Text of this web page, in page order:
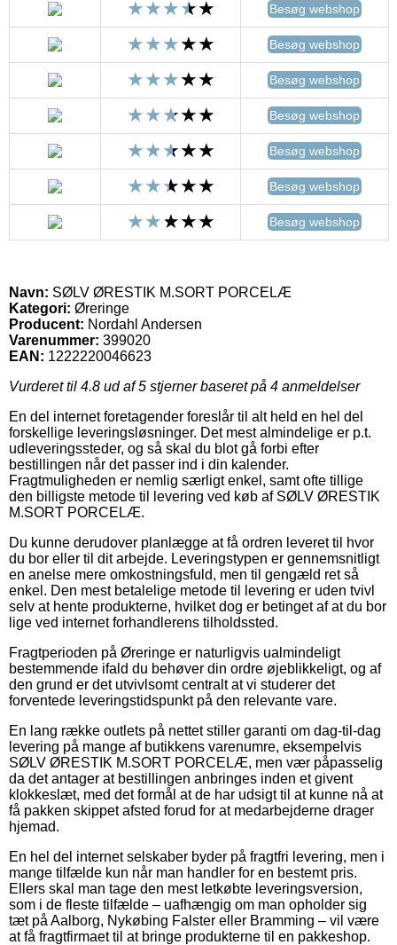
Besøg webshop
Besøg webshop
Besøg webshop
Besøg webshop
Besøg webshop
Besøg webshop
Besøg webshop
Navn: SØLV ØRESTIK M.SORT PORCELÆ
Kategori: Øreringe
Producent: Nordahl Andersen
Varenummer: 399020
EAN: 1222220046623
Vurderet til 4.8 ud af 5 stjerner baseret på 4 anmeldelser
En del internet foretagender foreslår til alt held en hel del
forskellige leveringsløsninger. Det mest almindelige er p.t.
udleveringssteder, og så skal du blot gå forbi efter
bestillingen når det passer ind i din kalender.
Fragtmuligheden er nemlig særligt enkel, samt ofte tillige
den billigste metode til levering ved køb af SØLV ØRESTIK
M.SORT PORCELÆ.
Du kunne derudover planlægge at få ordren leveret til hvor
du bor eller til dit arbejde. Leveringstypen er gennemsnitligt
en anelse mere omkostningsfuld, men til gengæld ret så
enkel. Den mest betalelige metode til levering er uden tvivl
selv at hente produkterne, hvilket dog er betinget af at du bor
lige ved internet forhandlerens tilholdssted.
Fragtperioden på Øreringe er naturligvis ualmindeligt
bestemmende ifald du behøver din ordre øjeblikkeligt, og af
den grund er det utvivlsomt centralt at vi studerer det
forventede leveringstidspunkt på den relevante vare.
En lang række outlets på nettet stiller garanti om dag-til-dag
levering på mange af butikkens varenumre, eksempelvis
SØLV ØRESTIK M.SORT PORCELÆ, men vær påpasselig
da det antager at bestillingen anbringes inden et givent
klokkeslæt, med det formål at de har udsigt til at kunne nå at
få pakken skippet afsted forud for at medarbejderne drager
hjemad.
En hel del internet selskaber byder på fragtfri levering, men i
mange tilfælde kun når man handler for en bestemt pris.
Ellers skal man tage den mest letkøbte leveringsversion,
som i de fleste tilfælde – uafhængig om man opholder sig
tæt på Aalborg, Nykøbing Falster eller Bramming – vil være
at få fragtfirmaet til at bringe produkterne til en pakkeshop.